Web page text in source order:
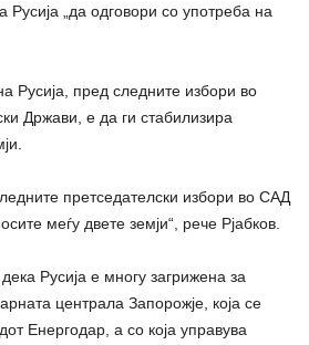
Русија „да одговори со употреба на
Русија, пред следните избори во
Држави, е да ги стабилизира
претседателски избори во САД
меѓу двете земји“, рече Рјабков.
Русија е многу загрижена за
централа Запорожје, која се
Енергодар, а со која управува